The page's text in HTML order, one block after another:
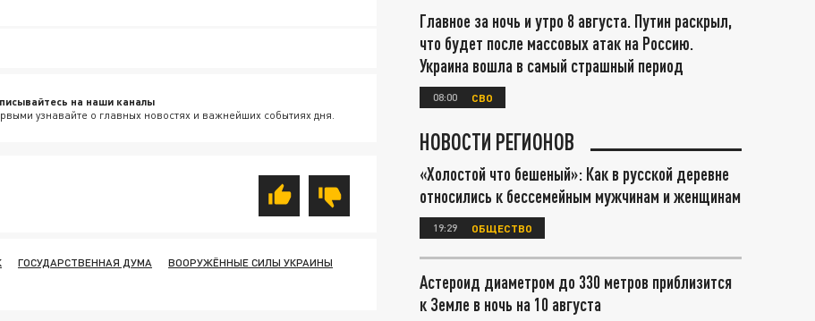
на наши каналы
узнавайте о главных новостях и важнейших событиях дня.
ГОСУДАРСТВЕННАЯ ДУМА
ВООРУЖЁННЫЕ СИЛЫ УКРАИНЫ
Главное за ночь и утро 8 августа. Путин раскрыл,
что будет после массовых атак на Россию.
Украина вошла в самый страшный период
08:00 СВО
НОВОСТИ РЕГИОНОВ
«Холостой что бешеный»: Как в русской деревне
относились к бессемейным мужчинам и женщинам
19:29 ОБЩЕСТВО
Астероид диаметром до 330 метров приблизится
к Земле в ночь на 10 августа